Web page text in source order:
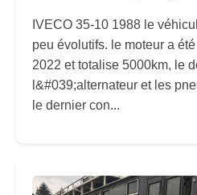
IVECO 35-10 1988 le
peu évolutifs. le moteur a
2022 et totalise 5000km, le
l&#039;alternateur et les
le dernier con...